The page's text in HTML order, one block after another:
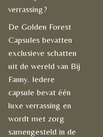
verrassing?
De Golden Forest
Capsules bevatten
exclusieve schatten
uit de wereld van Bij
Fanny. Iedere
capsule bevat één
luxe verrassing en
wordt met zorg
samengesteld in de